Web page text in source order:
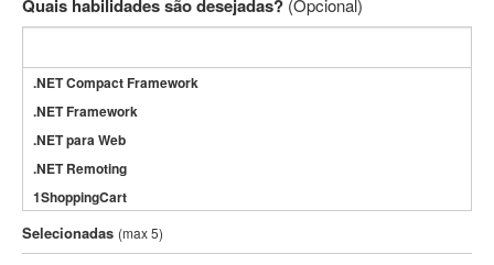
Quais habilidades são desejadas? (Opcional)
.NET Compact Framework
.NET Framework
.NET para Web
.NET Remoting
1ShoppingCart
3DS Max
3GSM
Selecionadas (max 5)